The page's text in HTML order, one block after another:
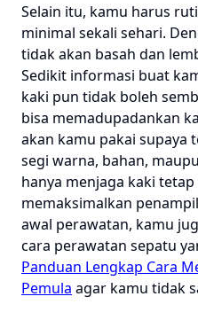
Selain itu, kamu harus
minimal sekali sehari.
tidak akan basah dan
Sedikit informasi buat
kaki pun tidak boleh
bisa memadupadankan
akan kamu pakai supaya
segi warna, bahan,
hanya menjaga kaki
memaksimalkan
awal perawatan, kamu
cara perawatan sepatu
Panduan Lengkap Cara
Pemula agar kamu tidak